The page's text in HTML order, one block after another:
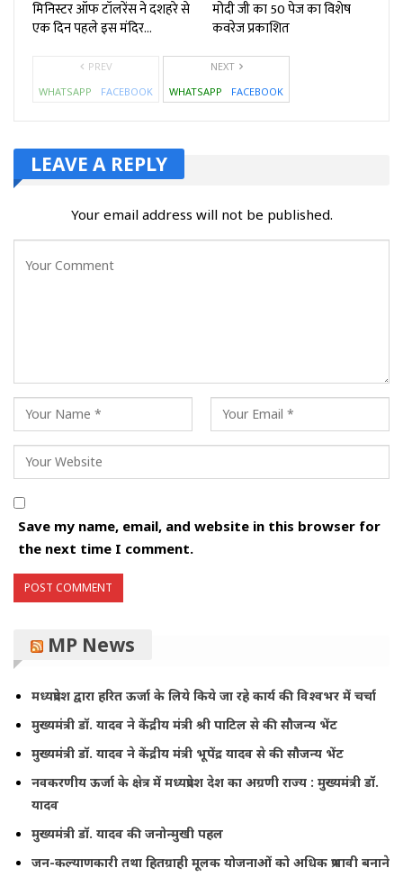
मिनिस्टर ऑफ टॉलरेंस ने दशहरे से
एक दिन पहले इस मंदिर…
मोदी जी का 50 पेज का विशेष
कवरेज प्रकाशित
PREV
WHATSAPP
FACEBOOK
NEXT
WHATSAPP
FACEBOOK
LEAVE A REPLY
Your email address will not be published.
Save my name, email, and website in this browser for
the next time I comment.
MP News
मध्यप्रदेश द्वारा हरित ऊर्जा के लिये किये जा रहे कार्य की विश्वभर में चर्चा
मुख्यमंत्री डॉ. यादव ने केंद्रीय मंत्री श्री पाटिल से की सौजन्य भेंट
मुख्यमंत्री डॉ. यादव ने केंद्रीय मंत्री भूपेंद्र यादव से की सौजन्य भेंट
नवकरणीय ऊर्जा के क्षेत्र में मध्यप्रदेश देश का अग्रणी राज्य : मुख्यमंत्री डॉ.
यादव
मुख्यमंत्री डॉ. यादव की जनोन्मुखी पहल
जन-कल्याणकारी तथा हितग्राही मूलक योजनाओं को अधिक प्रभावी बनाने